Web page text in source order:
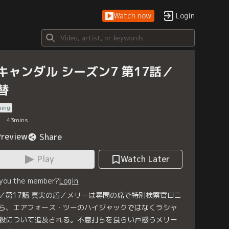
Watch now Login
ャンダル シーズン7 第17話／
43mins
Share
Play
Watch Later
the member?Login
第17話 真実の盾／メリーは尋問の席で特別検察官ロニ
、エアフォース・ツーのハイジャックではなくラシャ
について追及される。不意打ちを食らい戸惑うメリー